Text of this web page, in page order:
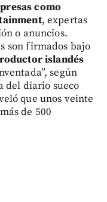
como
, expertas
o anuncios.
son firmados bajo
islandés
según
del diario sueco
que unos veinte
de 500